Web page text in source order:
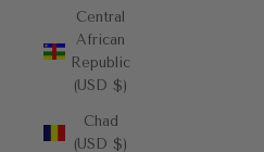
Central
African
Republic
(USD $)
Chad
(USD $)